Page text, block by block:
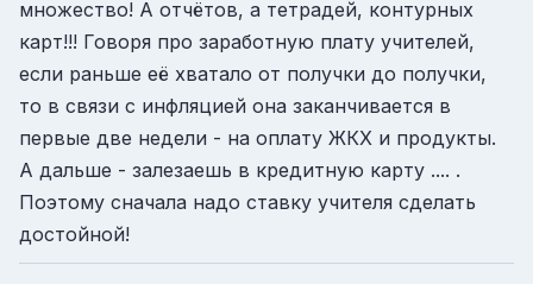
множество! А отчётов, а тетрадей, контурных
карт!!! Говоря про заработную плату учителей,
если раньше её хватало от получки до получки,
то в связи с инфляцией она заканчивается в
первые две недели - на оплату ЖКХ и продукты.
А дальше - залезаешь в кредитную карту .... .
Поэтому сначала надо ставку учителя сделать
достойной!